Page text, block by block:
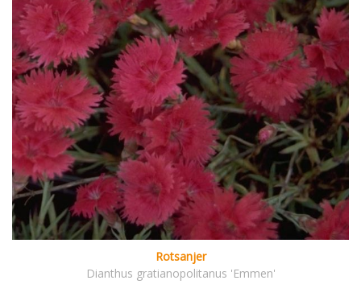
Rotsanjer
Dianthus gratianopolitanus 'Emmen'